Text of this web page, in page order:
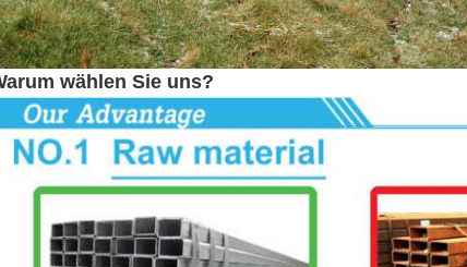
wählen Sie uns?